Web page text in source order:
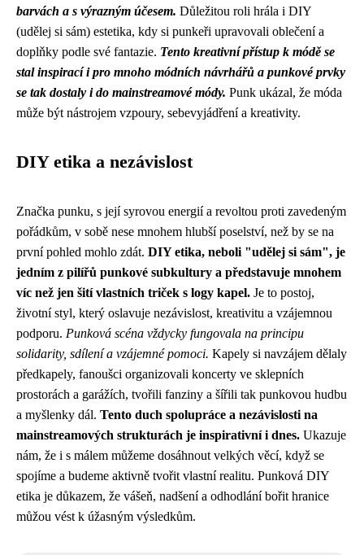
barvách a s výrazným účesem. Důležitou roli hrála i DIY
(udělej si sám) estetika, kdy si punkeři upravovali oblečení a
doplňky podle své fantazie. Tento kreativní přístup k módě se
stal inspirací i pro mnoho módních návrhářů a punkové prvky
se tak dostaly i do mainstreamové módy. Punk ukázal, že móda
může být nástrojem vzpoury, sebevyjádření a kreativity.
DIY etika a nezávislost
Značka punku, s její syrovou energií a revoltou proti zavedeným
pořádkům, v sobě nese mnohem hlubší poselství, než by se na
první pohled mohlo zdát. DIY etika, neboli "udělej si sám", je
jedním z pilířů punkové subkultury a představuje mnohem
víc než jen šití vlastních triček s logy kapel. Je to postoj,
životní styl, který oslavuje nezávislost, kreativitu a vzájemnou
podporu. Punková scéna vždycky fungovala na principu
solidarity, sdílení a vzájemné pomoci. Kapely si navzájem dělaly
předkapely, fanoušci organizovali koncerty ve sklepních
prostorách a garážích, tvořili fanziny a šířili tak punkovou hudbu
a myšlenky dál. Tento duch spolupráce a nezávislosti na
mainstreamových strukturách je inspirativní i dnes. Ukazuje
nám, že i s málem můžeme dosáhnout velkých věcí, když se
spojíme a budeme aktivně tvořit vlastní realitu. Punková DIY
etika je důkazem, že vášeň, nadšení a odhodlání bořit hranice
můžou vést k úžasným výsledkům.